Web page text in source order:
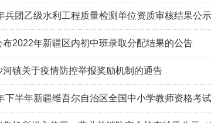
兵团乙级水利工程质量检测单位资质审核结果公
布2022年新疆区内初中班录取分配结果的公告
河镇关于疫情防控举报奖励机制的通告
下半年新疆维吾尔自治区全国中小学教师资格考